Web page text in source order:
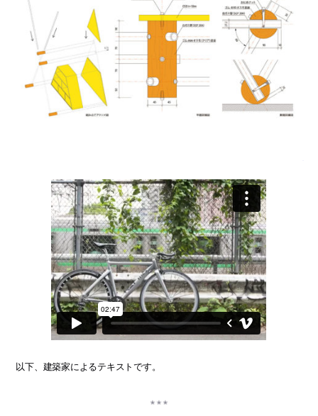
以下、建築家によるテキストです。